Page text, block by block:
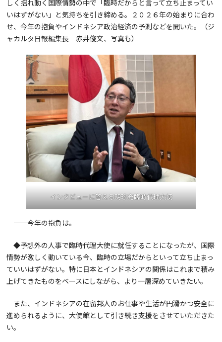
しく揺れ動く国際情勢の中で「臨時だからと言って立ち止まってい
いはずがない」と気持ちを引き締める。２０２６年の始まりに合わ
せ、今年の抱負やインドネシア政治経済の予測などを聞いた。（ジ
ャカルタ日報編集長 赤井俊文、写真も）
インタビューに答える明珍充臨時代理大使
——今年の抱負は。
◆予想外の人事で臨時代理大使に就任することになったが、国際
情勢が激しく動いている今、臨時の立場だからといって立ち止まっ
ていいはずがない。特に日本とインドネシアの関係はこれまで積み
上げてきたものをベースにしながら、より一層深めていきたい。
また、インドネシアの在留邦人のお仕事や生活が円滑かつ安全に
進められるように、大使館として引き続き支援をさせていただきた
い。